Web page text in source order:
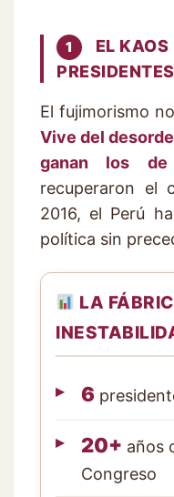
1
EL
El fujimorismo
Vive del
ganan los de
recuperaron el
2016, el Perú
política sin
LA
6
20+ años
Congreso